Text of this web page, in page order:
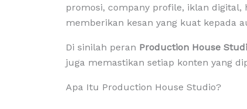
promosi, company profile, iklan
memberikan kesan yang kuat kepada
Di sinilah peran Production House
juga memastikan setiap konten yang
Apa Itu Production House Studio?